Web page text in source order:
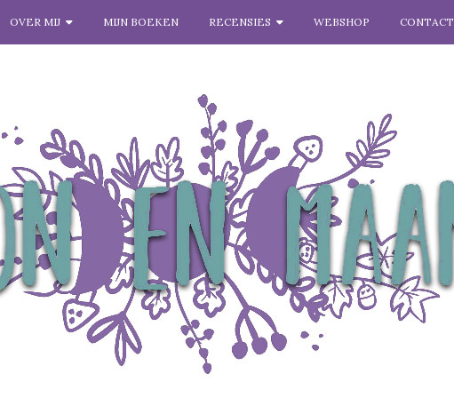
OVER MIJ MIJN BOEKEN RECENSIES WEBSHOP CONTACT